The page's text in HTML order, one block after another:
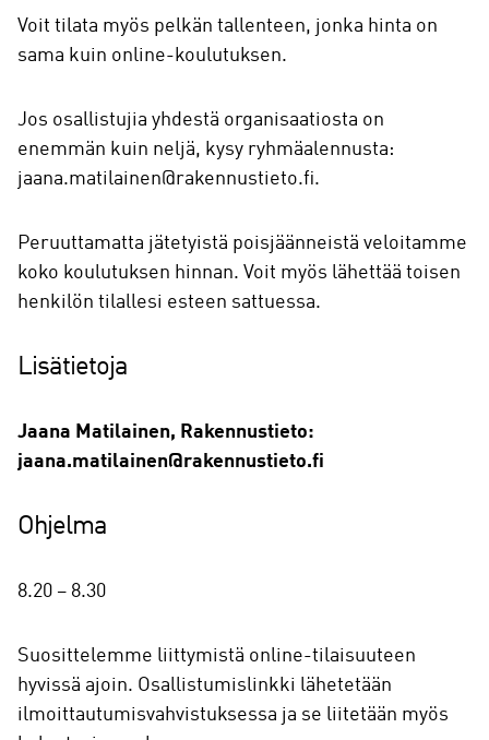
Voit tilata myös pelkän tallenteen, jonka hinta on
sama kuin online-koulutuksen.
Jos osallistujia yhdestä organisaatiosta on
enemmän kuin neljä, kysy ryhmäalennusta:
jaana.matilainen@rakennustieto.fi.
Peruuttamatta jätetyistä poisjäänneistä veloitamme
koko koulutuksen hinnan. Voit myös lähettää toisen
henkilön tilallesi esteen sattuessa.
Lisätietoja
Jaana Matilainen, Rakennustieto:
jaana.matilainen@rakennustieto.fi
Ohjelma
8.20 – 8.30
Suosittelemme liittymistä online-tilaisuuteen
hyvissä ajoin. Osallistumislinkki lähetetään
ilmoittautumisvahvistuksessa ja se liitetään myös